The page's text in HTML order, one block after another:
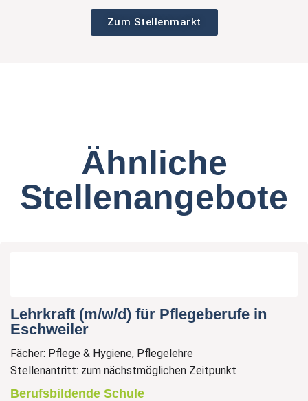
Zum Stellenmarkt
Ähnliche
Stellenangebote
Lehrkraft (m/w/d) für Pflegeberufe in
Eschweiler
Fächer: Pflege & Hygiene, Pflegelehre
Stellenantritt: zum nächstmöglichen Zeitpunkt
Berufsbildende Schule